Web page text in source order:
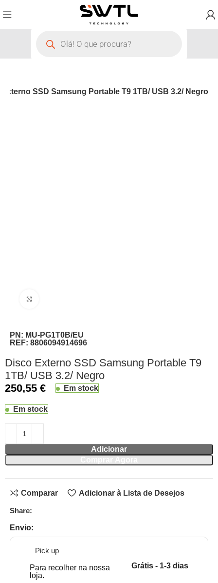
SSD Samsung Portable T9 1TB/ USB 3.2/ Negro
PN: MU-PG1T0B/EU
REF:8806094914696
Disco Externo SSD Samsung Portable T9
1TB/ USB 3.2/ Negro
250,55€ Em stock
Em stock
Adicionar
Comparar Adicionar à Lista de Desejos
Share:
Envio:
Pick up
Para recolher na nossa
loja.
Grátis - 1-3 dias